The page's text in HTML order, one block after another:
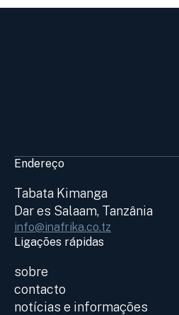
Endereço
Tabata Kimanga
Dar es Salaam, Tanzânia
info@inafrika.co.tz
Ligações rápidas
sobre
contacto
notícias e informações